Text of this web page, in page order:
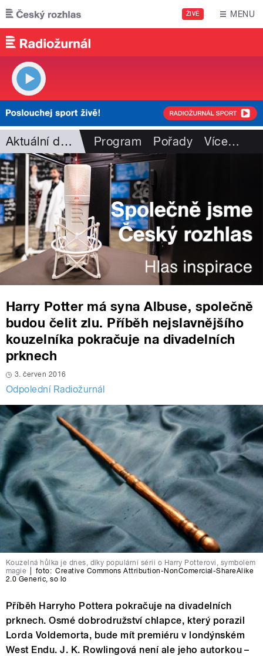
Přejít k hlavnímu obsahu
ŽIVĚ MENU
Aktuální dění Program Pořady Více…
Harry Potter má syna Albuse, společně
budou čelit zlu. Příběh nejslavnějšího
kouzelníka pokračuje na divadelních
prknech
3. červen 2016
Odpolední Radiožurnál
Kouzelná hůlka je dnes, díky populární sérii o Harry Potterovi, symbolem
magie
foto: Creative Commons Attribution-NonComercial-ShareAlike
2.0 Generic ,so lo
Příběh Harryho Pottera pokračuje na divadelních
prknech. Osmé dobrodružství chlapce, který porazil
Lorda Voldemorta, bude mít premiéru v londýnském
West Endu. J. K. Rowlingová není ale jeho autorkou –